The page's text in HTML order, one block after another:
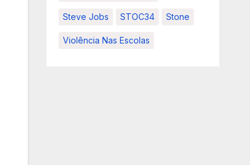
Steve Jobs STOC34 Stone
Violência Nas Escolas